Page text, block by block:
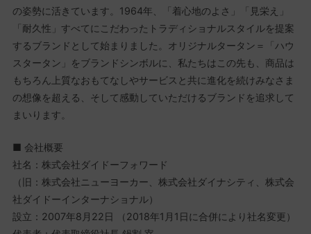
の姿勢に活きています。1964年、「着心地のよさ」「見栄え」
「耐久性」すべてにこだわったトラディショナルスタイルを提案
するブランドとして始まりました。オリジナルタータン＝「ハウ
スタータン」をブランドシンボルに、私たちはこの先も、商品は
もちろん上質なおもてなしやサービスと共に進化を続けみなさま
の想像を超える、そして感動していただけるブランドを追求して
まいります。
■ 会社概要
社名：株式会社ダイドーフォワード
（旧：株式会社ニューヨーカー、株式会社ダイナシティ、株式会
社ダイドーインターナショナル）
設立：2007年8月22日 （2018年1月1日に合併により社名変更）